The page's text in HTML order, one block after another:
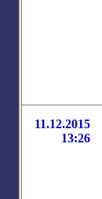
11.12.2015
13:26